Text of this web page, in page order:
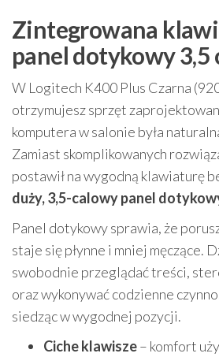
Zintegrowana
panel dotykowy 3,5
W Logitech K400 Plus Czarna
otrzymujesz sprzęt
komputera w salonie była
Zamiast skomplikowanych
postawił na wygodną klawiaturę
duży, 3,5-calowy panel
Panel dotykowy sprawia, że
staje się płynne i mniej męczące.
swobodnie przeglądać treści,
oraz wykonywać codzienne
siedząc w wygodnej pozycji.
Ciche klawisze– komfort